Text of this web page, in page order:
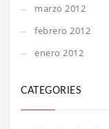
marzo 2012
febrero 2012
enero 2012
CATEGORIES